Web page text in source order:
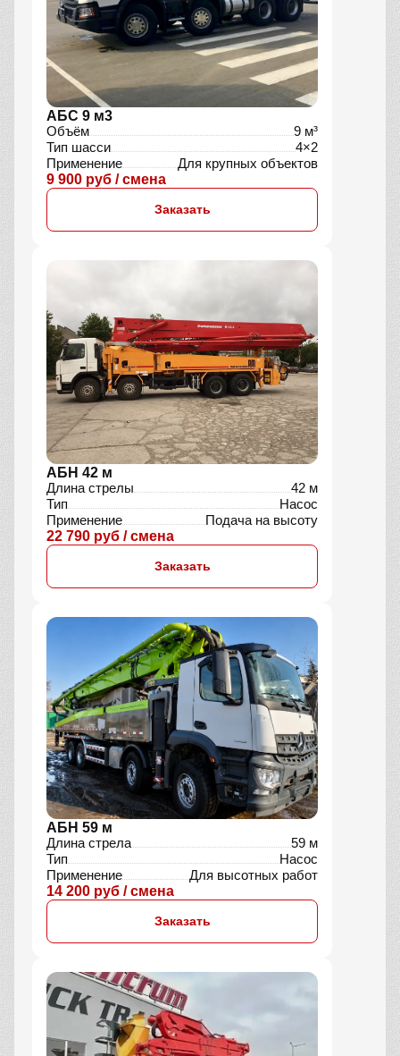
АБС 9 м3
Объём
9 м³
Тип шасси
4×2
Применение
Для крупных объектов
9 900 руб / смена
Заказать
АБН 42 м
Длина стрелы
42 м
Тип
Насос
Применение
Подача на высоту
22 790 руб / смена
Заказать
АБН 59 м
Длина стрела
59 м
Тип
Насос
Применение
Для высотных работ
14 200 руб / смена
Заказать